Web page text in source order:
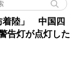
着陸」 中国四
告灯が点灯した